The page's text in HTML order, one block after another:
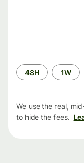
Time
period
48H 1W
We use the real,
to hide the fees.